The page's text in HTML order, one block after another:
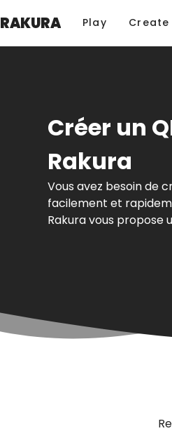
RAKURA Play Create
Créer un
Rakura
Vous avez besoin de
facilement et
Rakura vous propose